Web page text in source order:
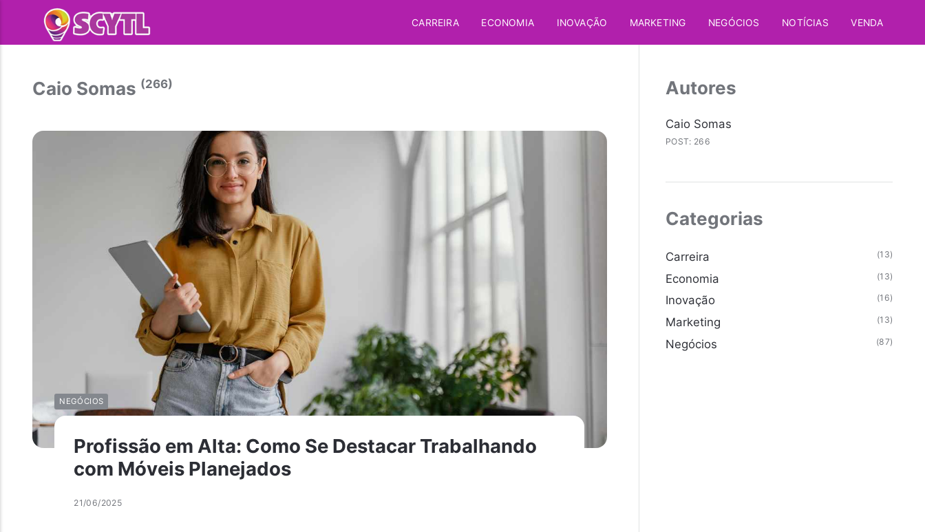
CARREIRA ECONOMIA INOVAÇÃO MARKETING NEGÓCIOS NOTÍCIAS VENDA
Caio Somas (266)
Profissão em Alta: Como Se Destacar Trabalhando
com Móveis Planejados
21/06/2025
NEGÓCIOS
Autores
Caio Somas
POST: 266
Categorias
Carreira (13)
Economia (13)
Inovação (16)
Marketing (13)
Negócios (87)